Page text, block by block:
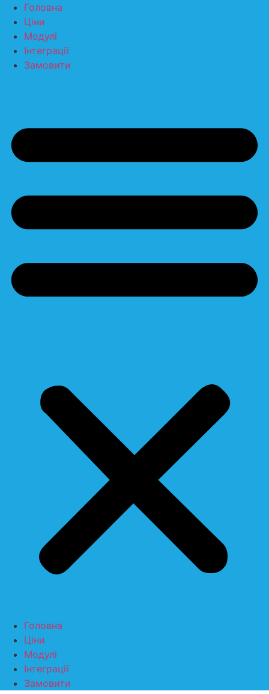
Перейти
вмісту
Головна
Ціни
Модулі
Інтеграції
Замовити
Головна
Ціни
Модулі
Інтеграції
Замовити